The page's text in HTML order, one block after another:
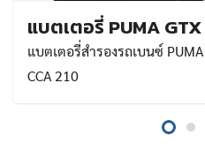
แบตเตอรี่ PUMA
แบตเตอรี่สำรองรถเบนซ์
CCA 210